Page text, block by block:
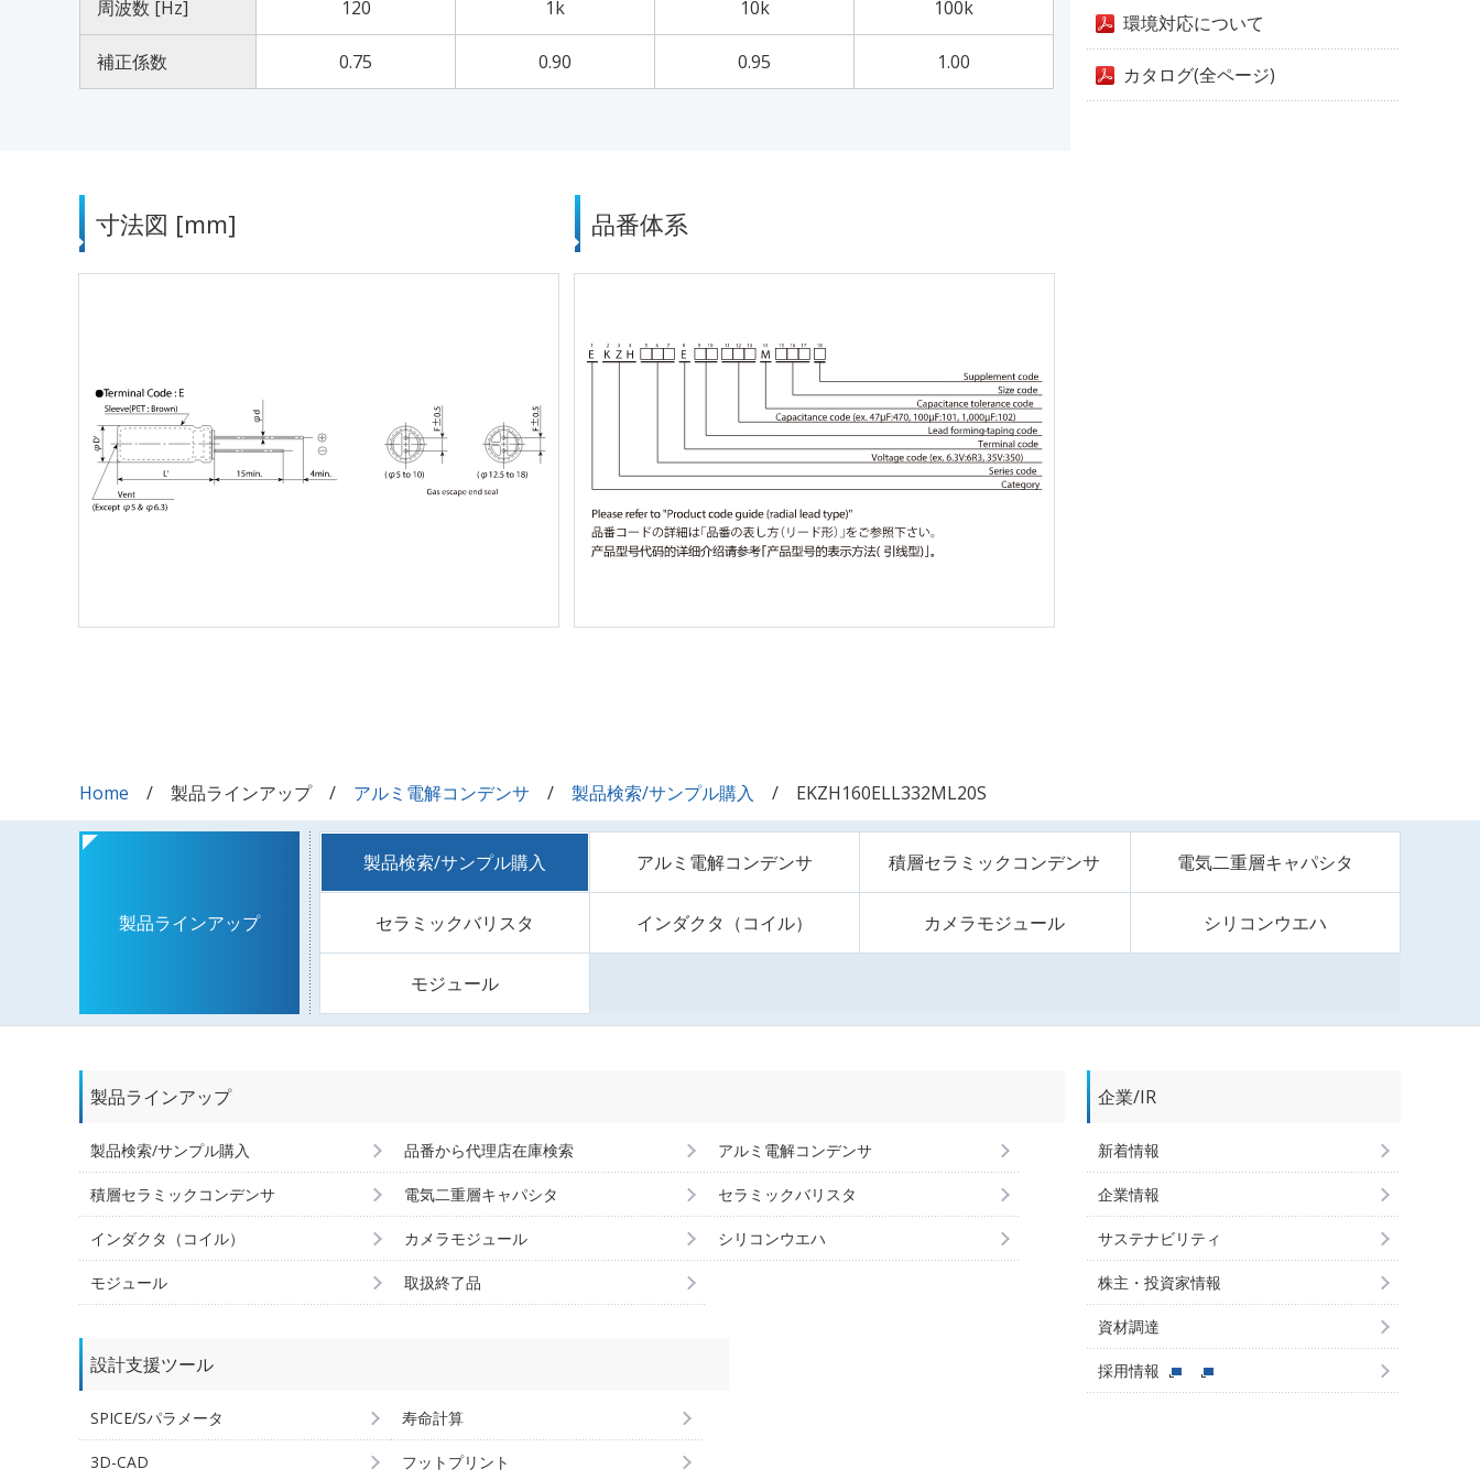
周波数 [Hz] 120 1k 10k 100k
補正係数 0.75 0.90 0.95 1.00
寸法図 [mm] 品番体系
環境対応について
カタログ(全ページ)
Home 製品ラインアップ アルミ電解コンデンサ 製品検索/サンプル購入 EKZH160ELL332ML20S
製品ラインアップ
製品検索/サンプル購入 アルミ電解コンデンサ 積層セラミックコンデンサ 電気二重層キャパシタ
セラミックバリスタ インダクタ（コイル） カメラモジュール シリコンウエハ
モジュール
製品ラインアップ
製品検索/サンプル購入 品番から代理店在庫検索 アルミ電解コンデンサ
積層セラミックコンデンサ 電気二重層キャパシタ セラミックバリスタ
インダクタ（コイル） カメラモジュール シリコンウエハ
モジュール 取扱終了品
設計支援ツール
SPICE/Sパラメータ 寿命計算
3D-CAD フットプリント
企業/IR
新着情報
企業情報
サステナビリティ
株主・投資家情報
資材調達
採用情報